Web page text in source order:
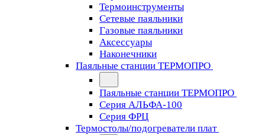
Термоинструменты
Сетевые паяльники
Газовые паяльники
Аксессуары
Наконечники
Паяльные станции ТЕРМОПРО
Паяльные станции ТЕРМОПРО
Серия АЛЬФА-100
Серия ФРЦ
Термостолы/подогреватели плат